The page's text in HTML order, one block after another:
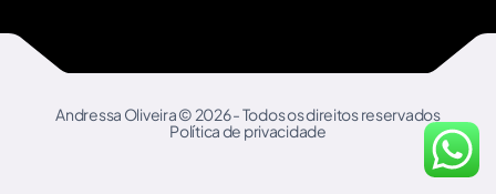
Andressa Oliveira © 2026 - Todos os direitos reservados
Política de privacidade